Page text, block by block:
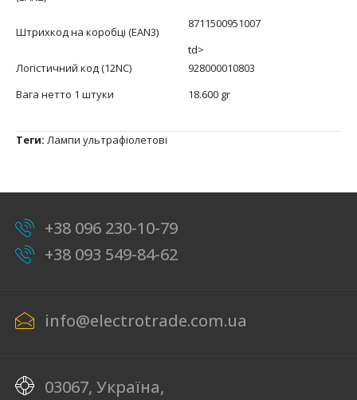
Штрихкод на коробці (EAN3)
8711500951007
td>
Логістичний код (12NC)
928000010803
Вага нетто 1 штуки
18.600 gr
Теги: Лампи ультрафіолетові
+38 096 230-10-79
+38 093 549-84-62
info@electrotrade.com.ua
03067, Україна,